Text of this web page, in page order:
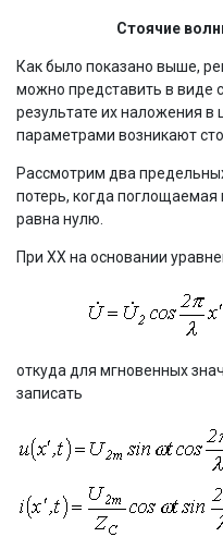
Стоячие
Как было показано выше,
можно представить в виде
результате их наложения
параметрами возникают
Рассмотрим два
потерь, когда
равна нулю.
При ХХ на основании
откуда для мгновенных
записать